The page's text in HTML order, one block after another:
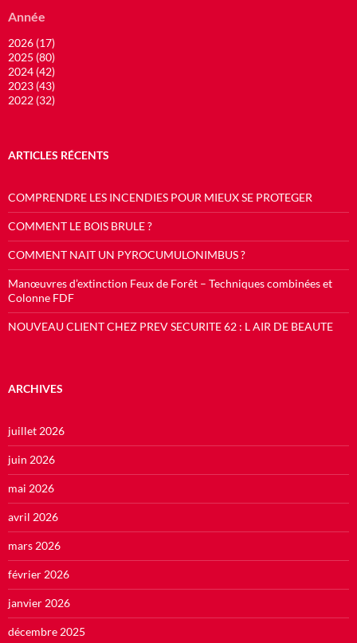
Année
2026 (17)
2025 (80)
2024 (42)
2023 (43)
2022 (32)
ARTICLES RÉCENTS
COMPRENDRE LES INCENDIES POUR MIEUX SE PROTEGER
COMMENT LE BOIS BRULE ?
COMMENT NAIT UN PYROCUMULONIMBUS ?
Manœuvres d’extinction Feux de Forêt – Techniques combinées et
Colonne FDF
NOUVEAU CLIENT CHEZ PREV SECURITE 62 : L AIR DE BEAUTE
ARCHIVES
juillet 2026
juin 2026
mai 2026
avril 2026
mars 2026
février 2026
janvier 2026
décembre 2025